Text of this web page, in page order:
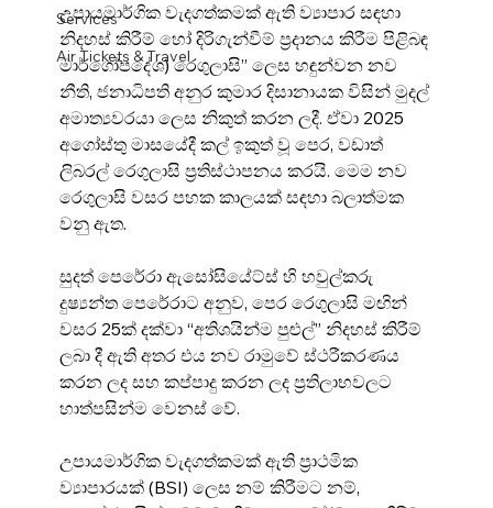
Services
Air Tickets & Travel
උපායමාර්ගික වැදගත්කමක් ඇති ව්‍යාපාර සඳහා
නිදහස් කිරීම් හෝ දිරිගැන්වීම් ප්‍රදානය කිරීම පිළිබඳ
මාර්ගෝපදේශ) රෙගුලාසි” ලෙස හඳුන්වන නව
නීති, ජනාධිපති අනුර කුමාර දිසානායක විසින් මුදල්
අමාත්‍යවරයා ලෙස නිකුත් කරන ලදී. ඒවා 2025
අගෝස්තු මාසයේදී කල් ඉකුත් වූ පෙර, වඩාත්
ලිබරල් රෙගුලාසි ප්‍රතිස්ථාපනය කරයි. මෙම නව
රෙගුලාසි වසර පහක කාලයක් සඳහා බලාත්මක
වනු ඇත.
සුදත් පෙරේරා ඇසෝසියේට්ස් හි හවුල්කරු
දුෂ්‍යන්ත පෙරේරාට අනුව, පෙර රෙගුලාසි මඟින්
වසර 25ක් දක්වා “අතිශයින්ම පුළුල්” නිදහස් කිරීම්
ලබා දී ඇති අතර එය නව රාමුවේ ස්ථරීකරණය
කරන ලද සහ කප්පාදු කරන ලද ප්‍රතිලාභවලට
හාත්පසින්ම වෙනස් වේ.
උපායමාර්ගික වැදගත්කමක් ඇති ප්‍රාථමික
ව්‍යාපාරයක් (BSI) ලෙස නම් කිරීමට නම්,